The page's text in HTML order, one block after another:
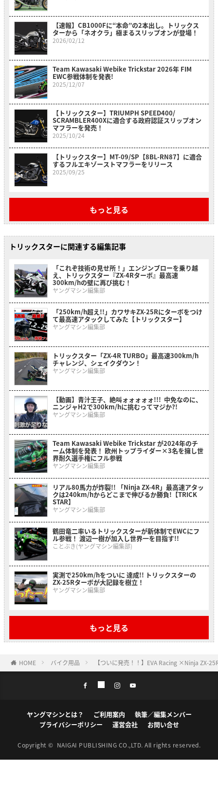
【速報】CB1000Fに“本命”の2本出し。トリックス
ターから「ネオクラ」極まるスリップオンが登場！
2026/02/12
Team Kawasaki Webike Trickstar 2026年 FIM
EWC参戦体制を発表!
2025/12/07
【トリックスター】TRIUMPH SPEED400/
SCRAMBLER400Xに適合する政府認証スリップオン
マフラーを発売！
2025/10/24
【トリックスター】MT-09/SP【8BL-RN87】に適合
するフルエキゾーストマフラーをリリース
2025/09/25
もっと見る
トリックスターに関連する編集記事
「これぞ技術の見せ所！」エンジンブローを乗り越
え、トリックスター『ZX-4Rターボ』最高速
300km/hの壁に再び挑む！
ヤングマシン編集部
「250km/h超え!!」カワサキZX-25Rにターボをつけ
て最高速アタックしてみた【トリックスター】
ヤングマシン編集部
トリックスター「ZX-4R TURBO」最高速300km/h
チャレンジ、シェイクダウン！
ヤングマシン編集部
【動画】青汁王子、絶叫ォォォォォ!!! 中免なのに、
ニンジャH2で300km/hに挑むってマジか?!
ヤングマシン編集部
Team Kawasaki Webike Trickstar が2024年のチ
ーム体制を発表！ 欧州トップライダー×3名を擁し世
界耐久選手権にフル参戦
ヤングマシン編集部
リアル80馬力が炸裂!! 「Ninja ZX-4R」最高速アタッ
クは240km/hからどこまで伸びるか勝負!【TRICK
STAR】
ヤングマシン編集部
鶴田竜二率いるトリックスターが新体制でEWCにフ
ル参戦！ 渡辺一樹が加入し世界一を目指す!!
ことぶき(ヤングマシン編集部)
実測で250km/hをついに 達成!! トリックスターの
ZX-25Rターボが大記録を樹立！
ヤングマシン編集部
もっと見る
HOME バイク用品 【ついに発売！！】EVA Racing ×Ninja ZX-
ヤングマシンとは？ ご利用案内
執筆／編集メンバー
プライバシーポリシー
運営会社 お問い合せ
Copyright © NAIGAI PUBLISHING CO.,LTD. All rights reserved.